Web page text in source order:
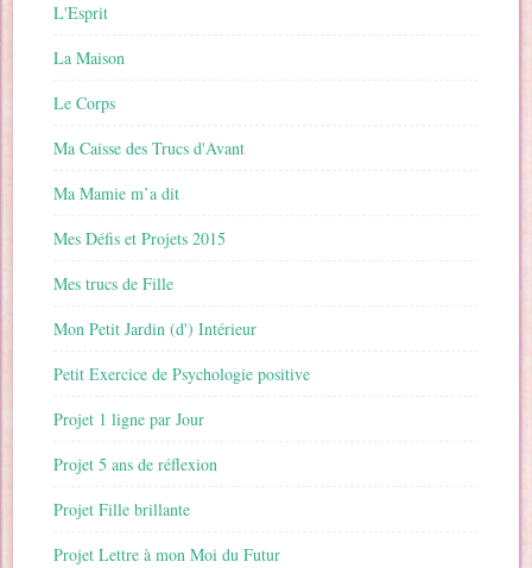
L'Esprit
La Maison
Le Corps
Ma Caisse des Trucs d'Avant
Ma Mamie m’a dit
Mes Défis et Projets 2015
Mes trucs de Fille
Mon Petit Jardin (d') Intérieur
Petit Exercice de Psychologie positive
Projet 1 ligne par Jour
Projet 5 ans de réflexion
Projet Fille brillante
Projet Lettre à mon Moi du Futur